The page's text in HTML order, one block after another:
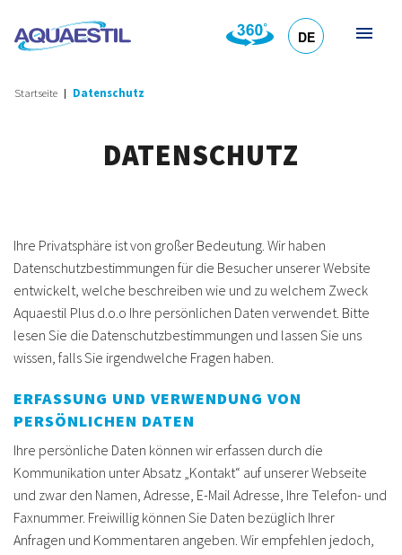
DE
Startseite Datenschutz
DATENSCHUTZ
Ihre Privatsphäre ist von großer Bedeutung. Wir haben
Datenschutzbestimmungen für die Besucher unserer Website
entwickelt, welche beschreiben wie und zu welchem Zweck
Aquaestil Plus d.o.o Ihre persönlichen Daten verwendet. Bitte
lesen Sie die Datenschutzbestimmungen und lassen Sie uns
wissen, falls Sie irgendwelche Fragen haben.
ERFASSUNG UND VERWENDUNG VON
PERSÖNLICHEN DATEN
Ihre persönliche Daten können wir erfassen durch die
Kommunikation unter Absatz „Kontakt“ auf unserer Webseite
und zwar den Namen, Adresse, E-Mail Adresse, Ihre Telefon- und
Faxnummer. Freiwillig können Sie Daten bezüglich Ihrer
Anfragen und Kommentaren angeben. Wir empfehlen jedoch,